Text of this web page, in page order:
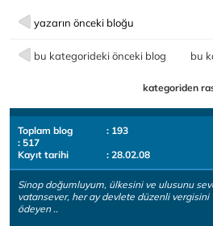
yazarın önceki bloğu
bu kategorideki önceki blog bu
kategoriden
Toplam blog
: 193
: 517
Kayıt tarihi
: 28.02.08
Sinop doğumluyum, ülkesini ve ulusunu
vatansever, her ay devlete düzenli vergisini
ödeyen ..